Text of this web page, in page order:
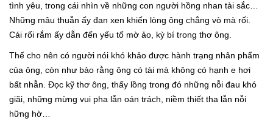
tình yêu, trong cái nhìn về những con người hồng nhan tài sắc…
Những mâu thuẫn ấy đan xen khiến lòng ông chẳng vò mà rối.
Cái rối rắm ấy dẫn đến yếu tố mờ ảo, kỳ bí trong thơ ông.
Thế cho nên có người nói khó khảo được hành trạng nhân phẩm
của ông, còn như bảo rằng ông có tài mà không có hạnh e hơi
bất nhẫn. Đọc kỹ thơ ông, thấy lồng trong đó những nỗi đau khó
giãi, những mừng vui pha lẫn oán trách, niềm thiết tha lẫn nỗi
hững hờ…